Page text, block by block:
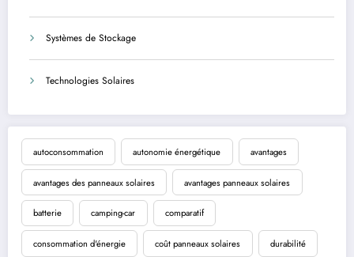
Systèmes de Stockage
Technologies Solaires
autoconsommation autonomie énergétique avantages
avantages des panneaux solaires avantages panneaux solaires
batterie camping-car comparatif
consommation d'énergie coût panneaux solaires durabilité